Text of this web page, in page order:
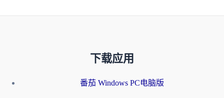
下载应用
番茄 Windows PC电脑版